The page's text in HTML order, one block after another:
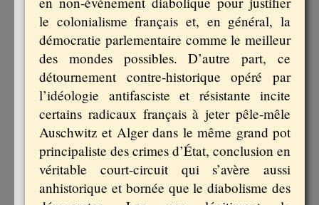
le colonialisme français et, en général, la
démocratie parlementaire comme le meilleur
des mondes possibles. D’autre part, ce
détournement contre-historique opéré par
l’idéologie antifasciste et résistante incite
certains radicaux français à jeter pêle-mêle
Auschwitz et Alger dans le même grand pot
principaliste des crimes d’État, conclusion en
véritable court-circuit qui s’avère aussi
anhistorique et bornée que le diabolisme des